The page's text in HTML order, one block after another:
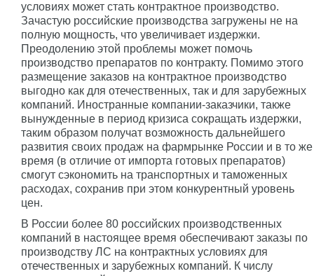
условиях может стать контрактное производство.
Зачастую российские производства загружены не на
полную мощность, что увеличивает издержки.
Преодолению этой проблемы может помочь
производство препаратов по контракту. Помимо этого
размещение заказов на контрактное производство
выгодно как для отечественных, так и для зарубежных
компаний. Иностранные компании-заказчики, также
вынужденные в период кризиса сокращать издержки,
таким образом получат возможность дальнейшего
развития своих продаж на фармрынке России и в то же
время (в отличие от импорта готовых препаратов)
смогут сэкономить на транспортных и таможенных
расходах, сохранив при этом конкурентный уровень
цен.
В России более 80 российских производственных
компаний в настоящее время обеспечивают заказы по
производству ЛС на контрактных условиях для
отечественных и зарубежных компаний. К числу